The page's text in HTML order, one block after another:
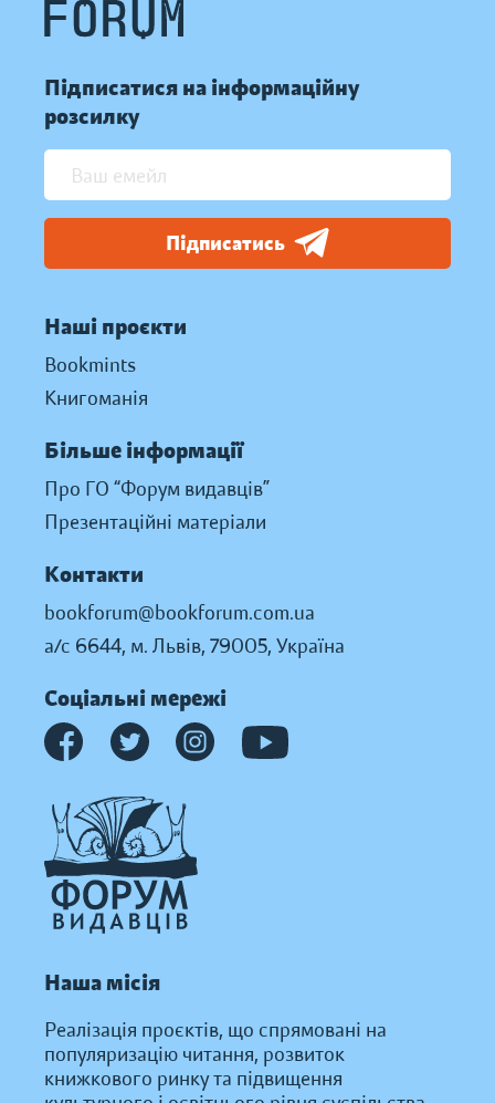
Підписатися на інформаційну
розсилку
Підписатись
Наші проєкти
Bookmints
Книгоманія
Більше інформації
Про ГО “Форум видавців”
Презентаційні матеріали
Контакти
bookforum@bookforum.com.ua
а/с 6644, м. Львів, 79005, Україна
Соціальні мережі
Наша місія
Реалізація проєктів, що спрямовані на
популяризацію читання, розвиток
книжкового ринку та підвищення